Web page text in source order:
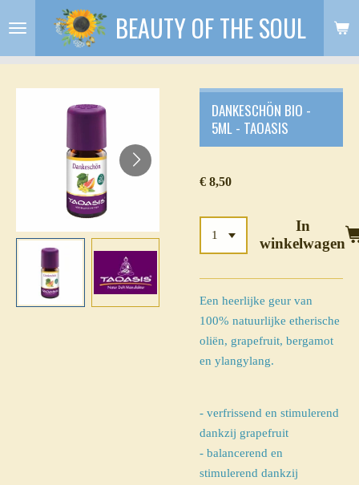
direct
naar
BEAUTY OF THE SOUL
DANKESCHÖN BIO -
5ML - TAOASIS
€ 8,50
In
winkelwagen
Een heerlijke geur van
100% natuurlijke etherische
oliën, grapefruit, bergamot
en ylangylang.
- verfrissend en stimulerend
dankzij grapefruit
- balancerend en
stimulerend dankzij